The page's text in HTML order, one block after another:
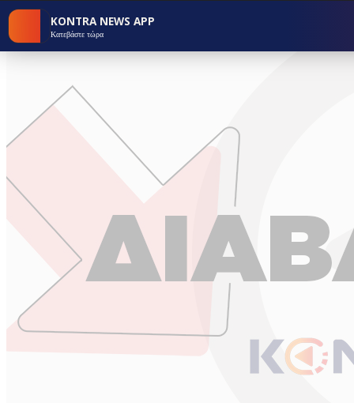
KONTRA NEWS APP
Κατεβάστε τώρα